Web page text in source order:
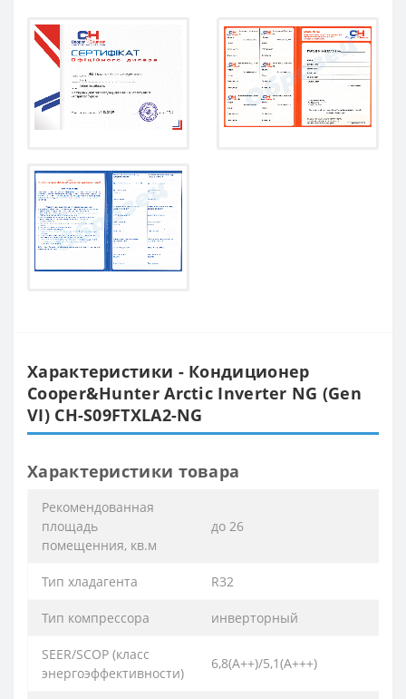
Характеристики - Кондиционер
Cooper&Hunter Arctic Inverter NG (Gen
VI) CH-S09FTXLA2-NG
Характеристики товара
Рекомендованная
площадь
помещенния, кв.м
до 26
Тип хладагента R32
Тип компрессора инверторный
SEER/SCOP (класс
энергоэффективности)
6,8(А++)/5,1(А+++)